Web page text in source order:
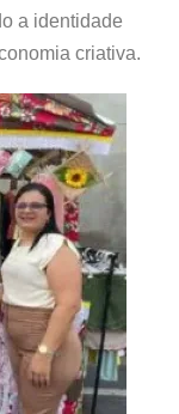
a identidade
criativa.